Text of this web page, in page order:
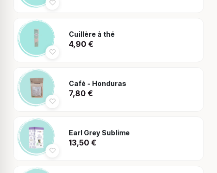
Cuillère à thé
4,90 €
Café - Honduras
7,80 €
Earl Grey Sublime
13,50 €